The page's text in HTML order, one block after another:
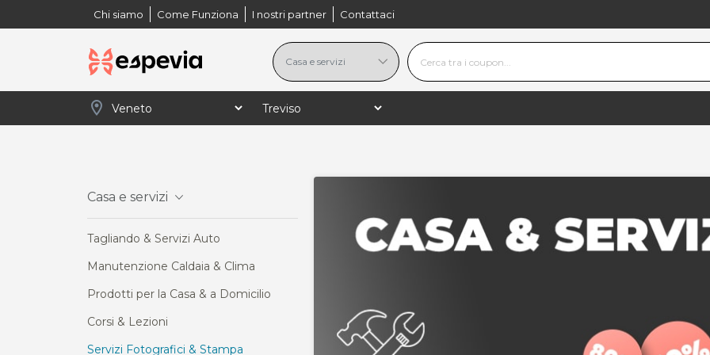
Chi siamo Come Funziona I nostri partner Contattaci
location_on
Casa e servizi
Tagliando & Servizi Auto
Manutenzione Caldaia & Clima
Prodotti per la Casa & a Domicilio
Corsi & Lezioni
Servizi Fotografici & Stampa